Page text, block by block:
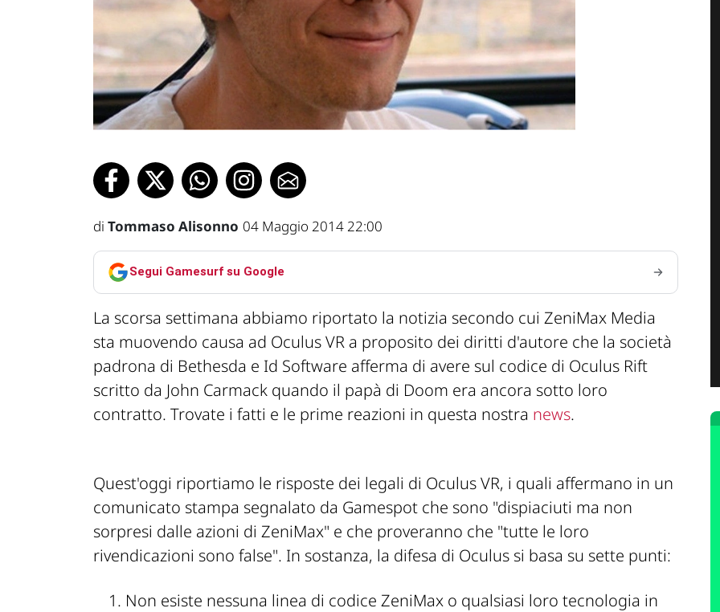
di Tommaso Alisonno 04 Maggio 2014 22:00
Segui Gamesurf su Google
La scorsa settimana abbiamo riportato la notizia secondo cui ZeniMax Media
sta muovendo causa ad Oculus VR a proposito dei diritti d'autore che la società
padrona di Bethesda e Id Software afferma di avere sul codice di Oculus Rift
scritto da John Carmack quando il papà di Doom era ancora sotto loro
contratto. Trovate i fatti e le prime reazioni in questa nostra news.
Quest'oggi riportiamo le risposte dei legali di Oculus VR, i quali affermano in un
comunicato stampa segnalato da Gamespot che sono "dispiaciuti ma non
sorpresi dalle azioni di ZeniMax" e che proveranno che "tutte le loro
rivendicazioni sono false". In sostanza, la difesa di Oculus si basa su sette punti:
Non esiste nessuna linea di codice ZeniMax o qualsiasi loro tecnologia in